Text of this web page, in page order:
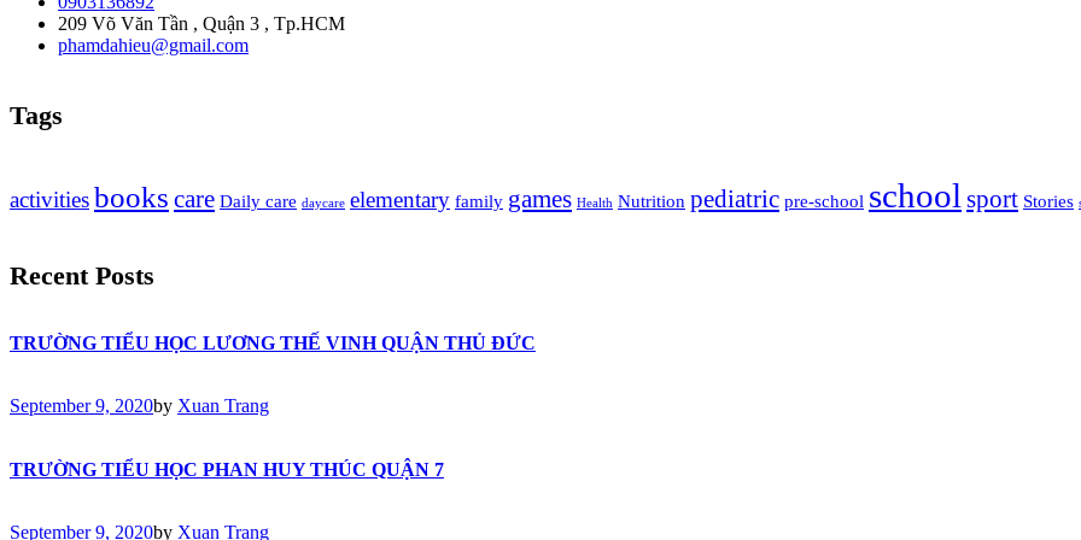
209 Võ Văn Tần , Quận 3 , Tp.HCM
phamdahieu@gmail.com
Tags
activitiesbooks care Daily care daycare elementary family games Health Nutrition pediatric pre-school school sport Stories
Recent Posts
TRƯỜNG TIỂU HỌC LƯƠNG THẾ VINH QUẬN THỦ ĐỨC
September 9, 2020by Xuan Trang
TRƯỜNG TIỂU HỌC PHAN HUY THÚC QUẬN 7
September 9, 2020by Xuan Trang